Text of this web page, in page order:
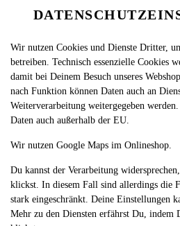
ALA TURKA
Wir nutzen Cookies und Dienste Dritter,
betreiben. Technisch essenzielle Cookies
damit bei Deinem Besuch unseres
nach Funktion können Daten auch an
Weiterverarbeitung weitergegeben
Daten auch außerhalb der EU.
Wir nutzen Google Maps im Onlineshop.
Du kannst der Verarbeitung
klickst. In diesem Fall sind allerdings die
stark eingeschränkt. Deine Einstellungen
Mehr zu den Diensten erfährst Du, indem